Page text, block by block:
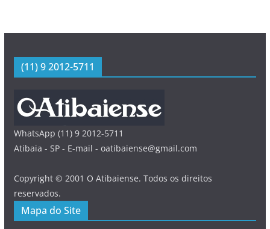
(11) 9 2012-5711
WhatsApp (11) 9 2012-5711
Atibaia - SP - E-mail - oatibaiense@gmail.com
Copyright © 2001 O Atibaiense. Todos os direitos
reservados.
Mapa do Site